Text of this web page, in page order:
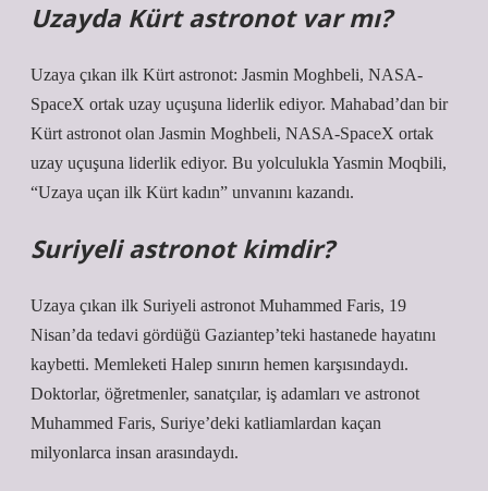
Uzayda Kürt astronot var mı?
Uzaya çıkan ilk Kürt astronot: Jasmin Moghbeli, NASA-
SpaceX ortak uzay uçuşuna liderlik ediyor. Mahabad’dan bir
Kürt astronot olan Jasmin Moghbeli, NASA-SpaceX ortak
uzay uçuşuna liderlik ediyor. Bu yolculukla Yasmin Moqbili,
“Uzaya uçan ilk Kürt kadın” unvanını kazandı.
Suriyeli astronot kimdir?
Uzaya çıkan ilk Suriyeli astronot Muhammed Faris, 19
Nisan’da tedavi gördüğü Gaziantep’teki hastanede hayatını
kaybetti. Memleketi Halep sınırın hemen karşısındaydı.
Doktorlar, öğretmenler, sanatçılar, iş adamları ve astronot
Muhammed Faris, Suriye’deki katliamlardan kaçan
milyonlarca insan arasındaydı.